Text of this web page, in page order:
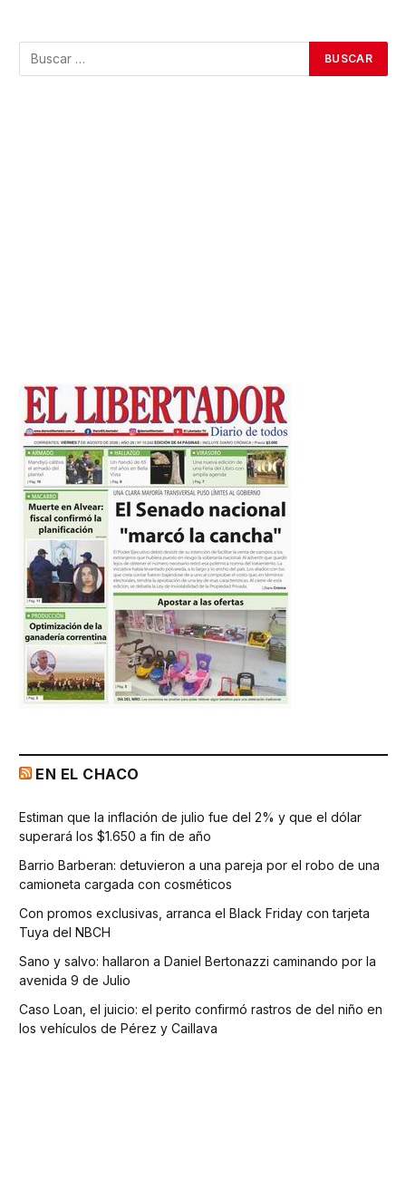
EN EL CHACO
Estiman que la inflación de julio fue del 2% y que el dólar
superará los $1.650 a fin de año
Barrio Barberan: detuvieron a una pareja por el robo de una
camioneta cargada con cosméticos
Con promos exclusivas, arranca el Black Friday con tarjeta
Tuya del NBCH
Sano y salvo: hallaron a Daniel Bertonazzi caminando por la
avenida 9 de Julio
Caso Loan, el juicio: el perito confirmó rastros de del niño en
los vehículos de Pérez y Caillava